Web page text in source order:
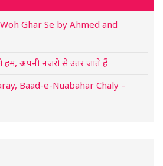
Ghar Se by Ahmed and
हम, अपनी नजरो से उतर जाते हैं
Baad-e-Nuabahar Chaly –